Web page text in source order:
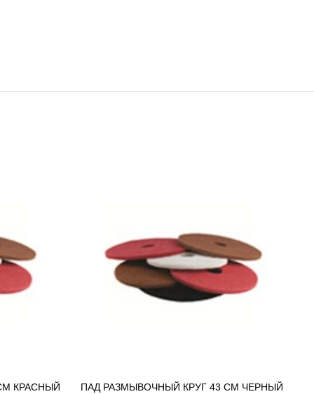
КРАСНЫЙ ПАД РАЗМЫВОЧНЫЙ КРУГ 43 СМ ЧЕРНЫЙ